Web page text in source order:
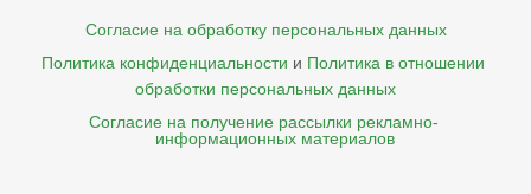
Согласие на обработку персональных данных
Политика конфиденциальности и Политика в отношении
обработки персональных данных
Согласие на получение рассылки рекламно-
    информационных материалов